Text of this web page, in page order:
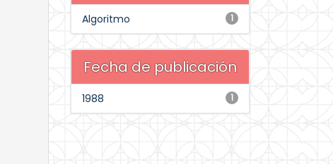
1
Algoritmo
Fecha de publicación
1
1988